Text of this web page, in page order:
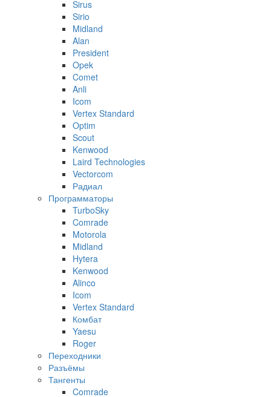
Sirus
Sirio
Midland
Alan
President
Opek
Comet
Anli
Icom
Vertex Standard
Optim
Scout
Kenwood
Laird Technologies
Vectorcom
Радиал
Программаторы
TurboSky
Comrade
Motorola
Midland
Hytera
Kenwood
Alinco
Icom
Vertex Standard
Комбат
Yaesu
Roger
Переходники
Разъёмы
Тангенты
Comrade